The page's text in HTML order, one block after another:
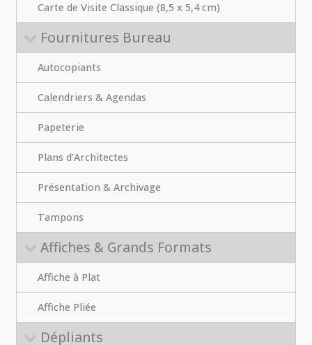
Carte de Visite Classique (8,5 x 5,4 cm)
Fournitures Bureau
Autocopiants
Calendriers & Agendas
Papeterie
Plans d’Architectes
Présentation & Archivage
Tampons
Affiches & Grands Formats
Affiche à Plat
Affiche Pliée
Dépliants